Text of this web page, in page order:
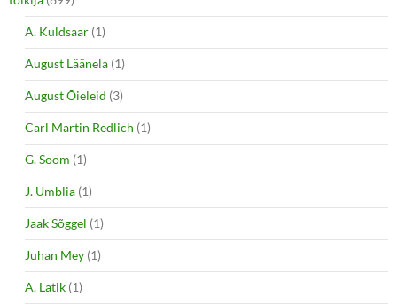
A. Kuldsaar (1)
August Läänela (1)
August Õieleid (3)
Carl Martin Redlich (1)
G. Soom (1)
J. Umblia (1)
Jaak Sõggel (1)
Juhan Mey (1)
A. Latik (1)